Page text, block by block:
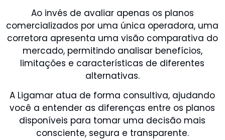
Ao invés de avaliar apenas os planos
comercializados por uma única operadora, uma
corretora apresenta uma visão comparativa do
mercado, permitindo analisar benefícios,
limitações e características de diferentes
alternativas.
A Ligamar atua de forma consultiva, ajudando
você a entender as diferenças entre os planos
disponíveis para tomar uma decisão mais
consciente, segura e transparente.